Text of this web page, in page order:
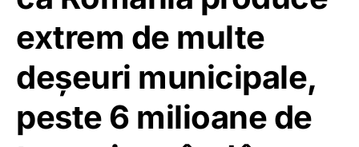
extrem de multe
deșeuri municipale,
peste 6 milioane de